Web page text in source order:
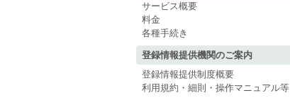
サービス概要
料金
各種手続き
登録情報提供機関のご案内
登録情報提供制度概要
利用規約・細則・操作マニュアル等